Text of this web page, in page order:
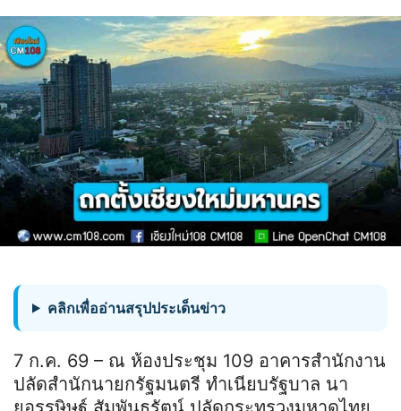
คลิกเพื่ออ่านสรุปประเด็นข่าว
7 ก.ค. 69 – ณ ห้องประชุม 109 อาคารสำนักงาน
ปลัดสำนักนายกรัฐมนตรี ทำเนียบรัฐบาล นา